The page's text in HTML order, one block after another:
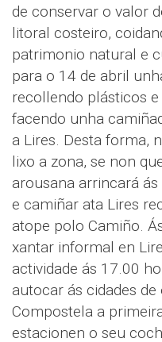
de conservar o valor
litoral costeiro,
patrimonio natural e
para o 14 de abril
recollendo plásticos
facendo unha
a Lires. Desta forma,
lixo a zona, se non
arousana arrincará
e camiñar ata Lires
atope polo Camiño.
xantar informal en
actividade ás 17.00
autocar ás cidades
Compostela a
estacionen o seu